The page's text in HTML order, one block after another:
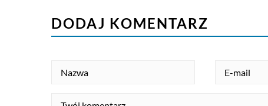
DODAJ KOMENTARZ